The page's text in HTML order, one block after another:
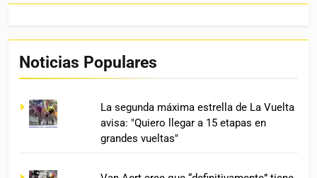
Noticias Populares
La segunda máxima estrella de La Vuelta
avisa: "Quiero llegar a 15 etapas en
grandes vueltas"